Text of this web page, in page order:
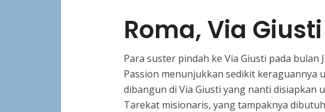
Roma, Via Giusti
Para suster pindah ke Via Giusti pada bulan
Passion menunjukkan sedikit keraguannya
dibangun di Via Giusti yang nanti disiapkan
Tarekat misionaris, yang tampaknya